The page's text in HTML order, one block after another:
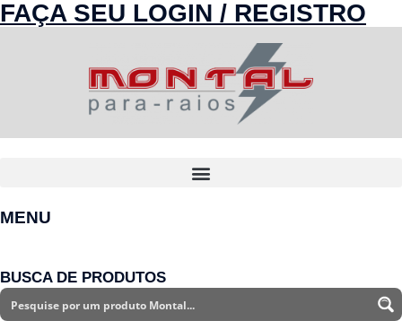
FAÇA SEU LOGIN / REGISTRO
MENU
BUSCA DE PRODUTOS